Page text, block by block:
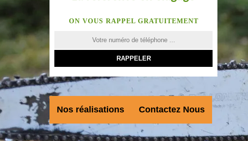
ON VOUS RAPPEL GRATUITEMENT
Nos réalisations Contactez Nous